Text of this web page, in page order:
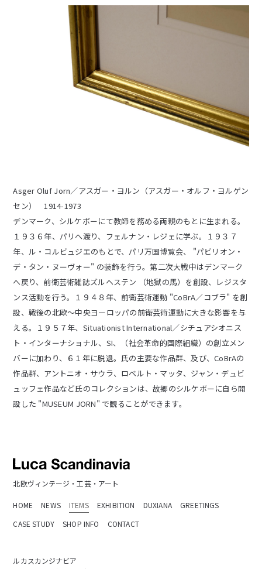
Asger Oluf Jorn／アスガー・ヨルン（アスガー・オルフ・ヨルゲン
セン） 1914-1973
デンマーク、シルケボーにて教師を務める両親のもとに生まれる。
１９３６年、パリへ渡り、フェルナン・レジェに学ぶ。
１９３７
年、ル・コルビュジエのもとで、パリ万国博覧会、 "パビリオン・
デ・タン・ヌーヴォー" の装飾を行う。第二次大戦中はデンマーク
へ戻り、前衛芸術雑誌ズルヘステン （地獄の馬）を創設、レジスタ
ンス活動を行う。１９４８年、前衛芸術運動 "CoBrA／コブラ" を創
設、戦後の北欧〜中央ヨーロッパの前衛芸術運動に大きな影響を与
える。１９５７年、Situationist International／シチュアシオニス
ト・インターナショナル、SI、（社会革命的国際組織）の創立メン
バーに加わり、６１年に脱退。 氏の主要な作品群、及び、CoBrAの
作品群、アントニオ・サウラ、ロベルト・マッタ、ジャン・デュビ
ュッフェ作品など氏のコレクションは、故郷のシルケボーに自ら開
設した "MUSEUM JORN" で観ることができます。
北欧ヴィンテージ・工芸・アート
HOME NEWS ITEMS EXHIBITION DUXIANA
GREETINGS
CASE STUDY
SHOP INFO CONTACT
ルカスカンジナビア